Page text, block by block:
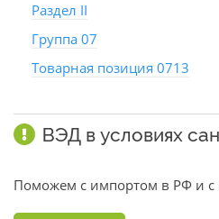
Раздел II
Группа 07
Товарная позиция 0713
ВЭД в условиях
Поможем с импортом в РФ и с